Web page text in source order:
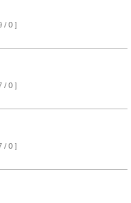
/ 0 ]
/ 0 ]
/ 0 ]